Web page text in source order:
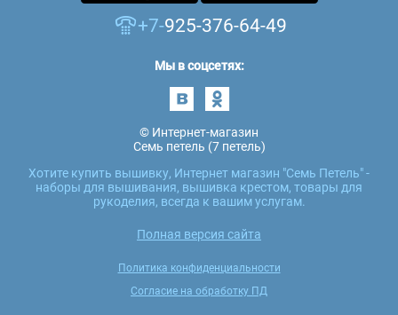
+7-925-376-64-49
Мы в соцсетях:
© Интернет-магазин
Семь петель (7 петель)
Хотите купить вышивку, Интернет магазин "Семь Петель" -
наборы для вышивания, вышивка крестом, товары для
рукоделия, всегда к вашим услугам.
Полная версия сайта
Политика конфиденциальности
Согласие на обработку ПД